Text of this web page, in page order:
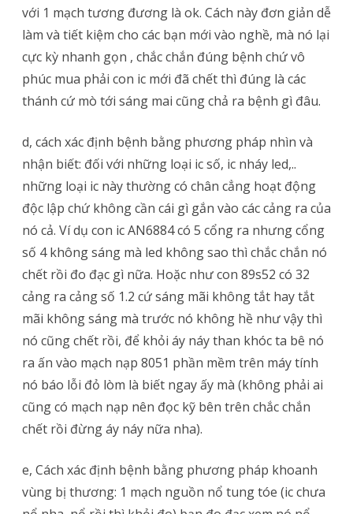
với 1 mạch tương đương là ok. Cách này đơn giản dễ
làm và tiết kiệm cho các bạn mới vào nghề, mà nó lại
cực kỳ nhanh gọn , chắc chắn đúng bệnh chứ vô
phúc mua phải con ic mới đã chết thì đúng là các
thánh cứ mò tới sáng mai cũng chả ra bệnh gì đâu.
d, cách xác định bệnh bằng phương pháp nhìn và
nhận biết: đối với những loại ic số, ic nháy led,..
những loại ic này thường có chân cẳng hoạt động
độc lập chứ không cần cái gì gắn vào các cảng ra của
nó cả. Ví dụ con ic AN6884 có 5 cổng ra nhưng cổng
số 4 không sáng mà led không sao thì chắc chắn nó
chết rồi đo đạc gì nữa. Hoặc như con 89s52 có 32
cảng ra cảng số 1.2 cứ sáng mãi không tắt hay tắt
mãi không sáng mà trước nó không hề như vậy thì
nó cũng chết rồi, để khỏi áy náy than khóc ta bê nó
ra ấn vào mạch nạp 8051 phần mềm trên máy tính
nó báo lỗi đỏ lòm là biết ngay ấy mà (không phải ai
cũng có mạch nạp nên đọc kỹ bên trên chắc chắn
chết rồi đừng áy náy nữa nha).
e, Cách xác định bệnh bằng phương pháp khoanh
vùng bị thương: 1 mạch nguồn nổ tung tóe (ic chưa